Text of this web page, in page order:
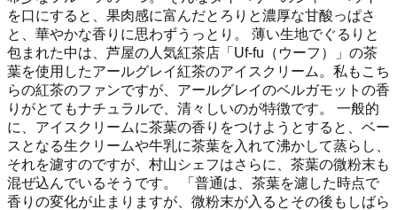
を口にすると、果肉感に富んだとろりと濃厚な甘酸っぱさ
と、華やかな香りに思わずうっとり。 薄い生地でぐるりと
包まれた中は、芦屋の人気紅茶店「Uf-fu（ウーフ）」の茶
葉を使用したアールグレイ紅茶のアイスクリーム。私もこち
らの紅茶のファンですが、アールグレイのベルガモットの香
りがとてもナチュラルで、清々しいのが特徴です。 一般的
に、アイスクリームに茶葉の香りをつけようとすると、ベー
スとなる生クリームや牛乳に茶葉を入れて沸かして蒸らし、
それを濾すのですが、村山シェフはさらに、茶葉の微粉末も
混ぜ込んでいるそうです。 「普通は、茶葉を濾した時点で
香りの変化が止まりますが、微粉末が入るとその後もしばら